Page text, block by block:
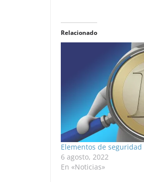
Relacionado
Elementos de seguridad
6 agosto, 2022
En «Noticias»